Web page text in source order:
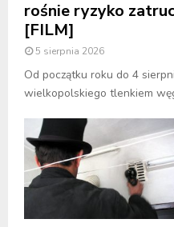
rośnie ryzyko
[FILM]
5 sierpnia 2026
Od początku roku do 4
wielkopolskiego tlenkiem